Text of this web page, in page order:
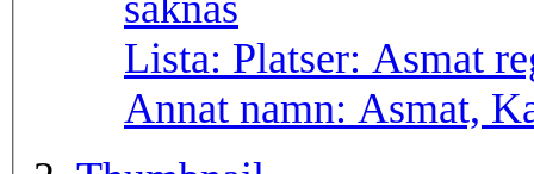
Lista: Platser: Asmat
Annat namn: Asmat,